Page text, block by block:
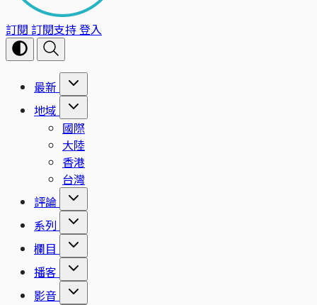
訂閱 訂閱支持登入
最新
地域
國際
大陸
香港
台灣
評論
系列
欄目
播客
影音